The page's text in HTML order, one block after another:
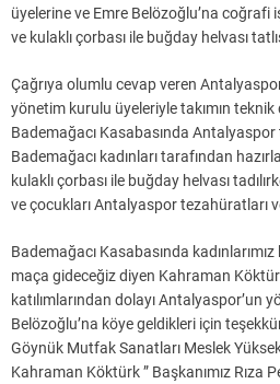
üyelerine ve Emre Belözoğlu’na coğrafi
ve kulaklı çorbası ile buğday helvası
Çağrıya olumlu cevap veren
yönetim kurulu üyeleriyle takımın
Bademağacı Kasabasında
Bademağacı kadınları tarafından
kulaklı çorbası ile buğday helvası
ve çocukları Antalyaspor tezahüratları
Bademağacı Kasabasında
maça gideceğiz diyen Kahraman
katılımlarından dolayı Antalyaspor’un
Belözoğlu’na köye geldikleri için
Göynük Mutfak Sanatları Meslek
Kahraman Köktürk ” Başkanımız Rıza